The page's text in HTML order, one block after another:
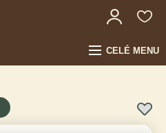
CELÉ MENU